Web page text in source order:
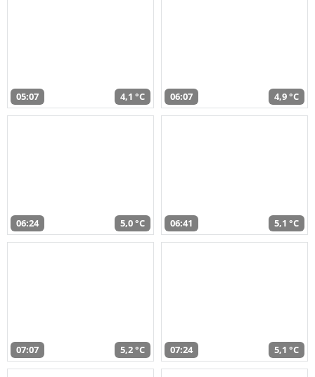
05:07 4,1 °C 06:07 4,9 °C
06:24 5,0 °C 06:41 5,1 °C
07:07 5,2 °C 07:24 5,1 °C